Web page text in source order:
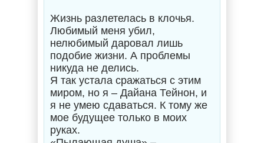
Жизнь разлетелась в клочья.
Любимый меня убил,
нелюбимый даровал лишь
подобие жизни. А проблемы
никуда не делись.
Я так устала сражаться с этим
миром, но я – Дайана Тейнон, и
я не умею сдаваться. К тому же
мое будущее только в моих
руках.